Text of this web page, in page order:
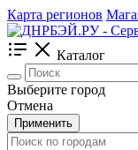
Карта регионов
Каталог
Выберите город
Отмена
Применить